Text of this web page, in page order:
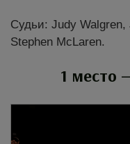
Судьи: Judy Walgren,
Stephen McLaren.
1 место